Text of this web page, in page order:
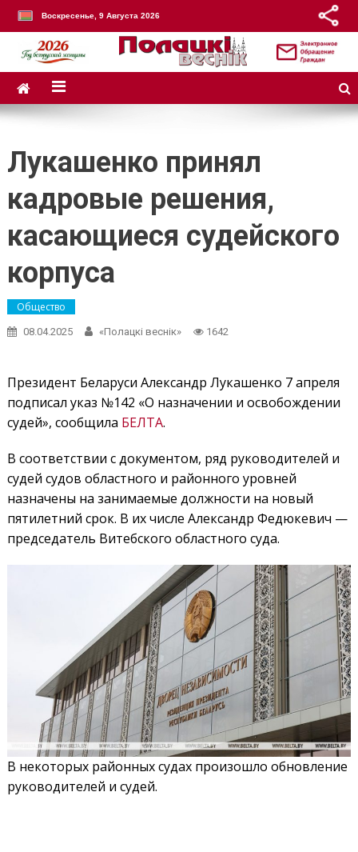
Воскресенье, 9 Августа 2026
Лукашенко принял
кадровые решения,
касающиеся судейского
корпуса
Общество
08.04.2025 «Полацкі веснік» 1642
Президент Беларуси Александр Лукашенко 7 апреля
подписал указ №142 «О назначении и освобождении
судей», сообщила БЕЛТА.
В соответствии с документом, ряд руководителей и
судей судов областного и районного уровней
назначены на занимаемые должности на новый
пятилетний срок. В их числе Александр Федюкевич —
председатель Витебского областного суда.
В некоторых районных судах произошло обновление
руководителей и судей.